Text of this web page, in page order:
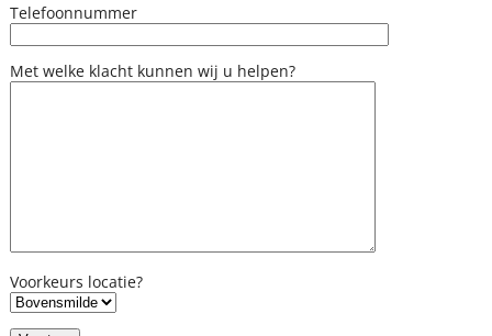
Telefoonnummer
Met welke klacht kunnen wij u helpen?
Voorkeurs locatie?